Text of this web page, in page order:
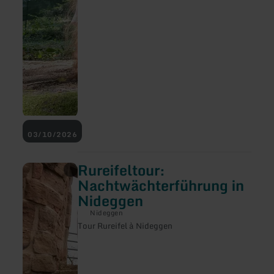
03/10/2026
Rureifeltour:
Nachtwächterführung in
Nideggen
Nideggen
Tour Rureifel à Nideggen
en
savoir
Rureifeltour:
Nachtwächterführung
in
Nideggen